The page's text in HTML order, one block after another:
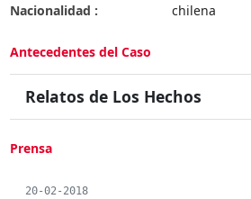
Nacionalidad :
chilena
Antecedentes del Caso
Relatos de Los Hechos
Prensa
20-02-2018